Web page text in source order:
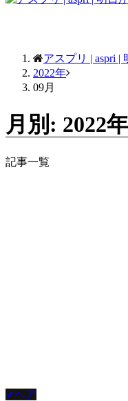
アスプリ | aspri |
2022年
09月
月別: 2022
記事一覧
✔ヘア